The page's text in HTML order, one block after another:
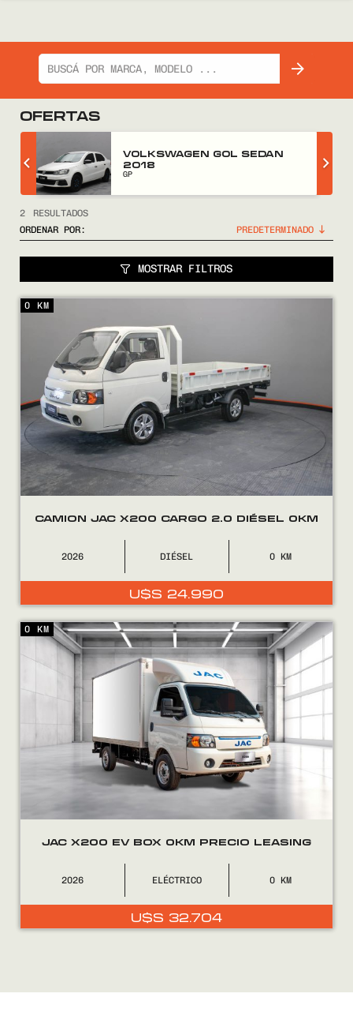
COMPRÁ
VENDÉ
FINANCIÁ
NOSOTROS
CONTACTO
08002525
OFERTAS
VOLKSWAGEN GOL SEDAN
2018
GP
2
RESULTADOS
ORDENAR POR:
MOSTRAR FILTROS
CAMION JAC X200 CARGO 2.0 DIÉSEL 0KM
2026 DIÉSEL 0
U$S 24.990
0 KM
JAC X200 EV BOX 0KM PRECIO LEASING
2026 ELÉCTRICO 0
U$S 32.704
0 KM